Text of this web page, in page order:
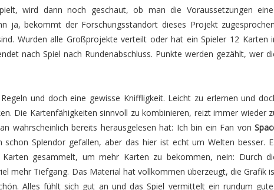
wird dann noch geschaut, ob man die Voraussetzungen
ja, bekommt der Forschungsstandort dieses Projekt
Wurden alle Großprojekte verteilt oder hat ein Spieler 12 Karten
nach Spiel nach Rundenabschluss. Punkte werden gezählt, wer
und doch eine gewisse Kniffligkeit. Leicht zu erlernen und
Die Kartenfähigkeiten sinnvoll zu kombinieren, reizt immer wieder
wahrscheinlich bereits herausgelesen hat: Ich bin ein Fan von
schon Splendor gefallen, aber das hier ist echt um Welten besser.
gesammelt, um mehr Karten zu bekommen, nein: Durch
mehr Tiefgang. Das Material hat vollkommen überzeugt, die Grafik
Alles fühlt sich gut an und das Spiel vermittelt ein rundum